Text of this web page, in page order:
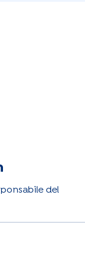
del